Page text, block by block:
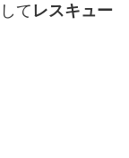
て レスキュー